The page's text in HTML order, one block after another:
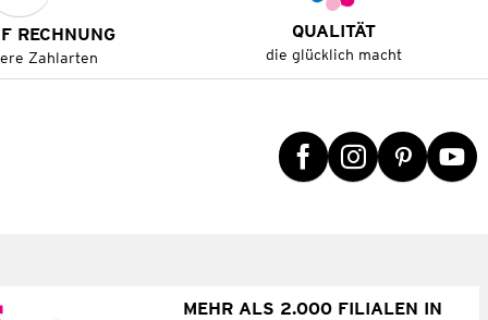
RECHNUNG
Zahlarten
QUALITÄT
die glücklich macht
MEHR ALS 2.000 FILIALEN IN